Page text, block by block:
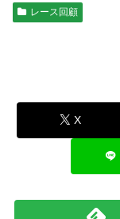
レース回顧
X